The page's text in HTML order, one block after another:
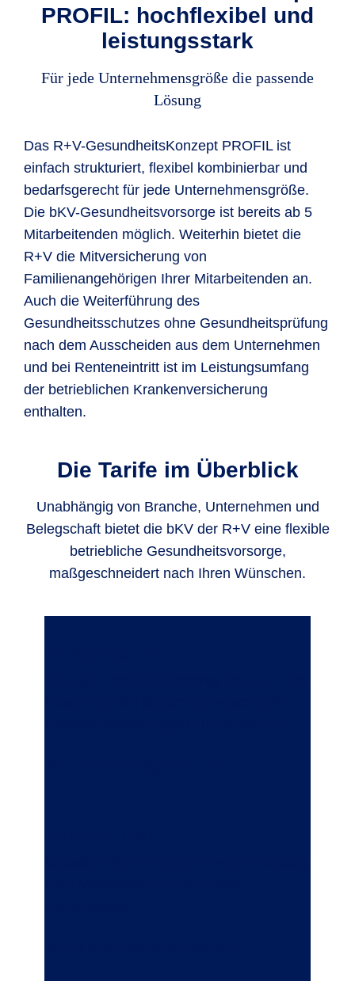
PROFIL: hochflexibel und
leistungsstark
Für jede Unternehmensgröße die passende
Lösung
Das R+V-GesundheitsKonzept PROFIL ist
einfach strukturiert, flexibel kombinierbar und
bedarfsgerecht für jede Unternehmensgröße.
Die bKV-Gesundheitsvorsorge ist bereits ab 5
Mitarbeitenden möglich. Weiterhin bietet die
R+V die Mitversicherung von
Familienangehörigen Ihrer Mitarbeitenden an.
Auch die Weiterführung des
Gesundheitsschutzes ohne Gesundheitsprüfung
nach dem Ausscheiden aus dem Unternehmen
und bei Renteneintritt ist im Leistungsumfang
der betrieblichen Krankenversicherung
enthalten.
Die Tarife im Überblick
Unabhängig von Branche, Unternehmen und
Belegschaft bietet die bKV der R+V eine flexible
betriebliche Gesundheitsvorsorge,
maßgeschneidert nach Ihren Wünschen.